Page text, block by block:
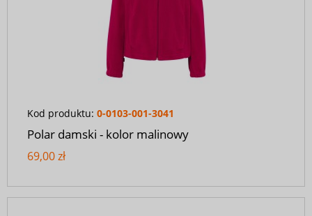
Kod produktu: 0-0103-001-3041
Polar damski - kolor malinowy
69,00 zł